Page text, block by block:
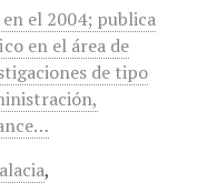
el 2004; publica
en el área de
de tipo
,